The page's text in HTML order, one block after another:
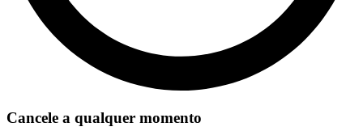
Cancele a qualquer momento